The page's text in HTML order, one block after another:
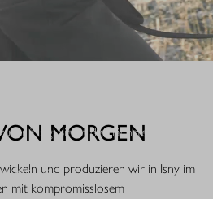
Sie ist die nächste
MORGEN
und produzieren wir in Isny im
mit kompromisslosem